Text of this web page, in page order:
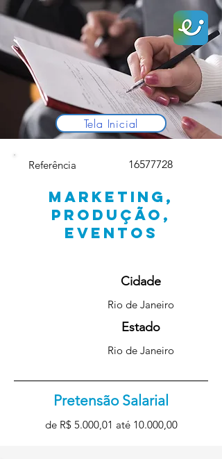
Tela Inicial
Referência 16577728
MARKETING,
PRODUÇÃO,
EVENTOS
Cidade
Rio de Janeiro
Estado
Rio de Janeiro
Pretensão Salarial
de R$ 5.000,01 até 10.000,00